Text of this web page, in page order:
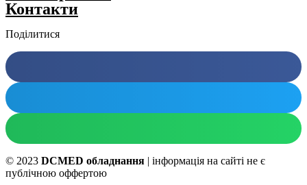
Контакти
Поділитися
© 2023 DCMED обладнання | інформація на сайті не є
публічною оффертою